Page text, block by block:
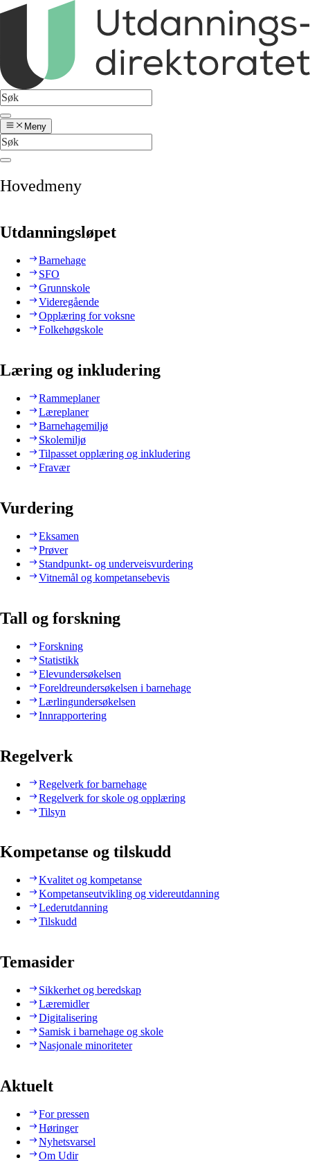
Meny
Hovedmeny
Utdanningsløpet
Barnehage
SFO
Grunnskole
Videregående
Opplæring for voksne
Folkehøgskole
Læring og inkludering
Rammeplaner
Læreplaner
Barnehagemiljø
Skolemiljø
Tilpasset opplæring og inkludering
Fravær
Vurdering
Eksamen
Prøver
Standpunkt- og underveisvurdering
Vitnemål og kompetansebevis
Tall og forskning
Forskning
Statistikk
Elevundersøkelsen
Foreldreundersøkelsen i barnehage
Lærlingundersøkelsen
Innrapportering
Regelverk
Regelverk for barnehage
Regelverk for skole og opplæring
Tilsyn
Kompetanse og tilskudd
Kvalitet og kompetanse
Kompetanseutvikling og videreutdanning
Lederutdanning
Tilskudd
Temasider
Sikkerhet og beredskap
Læremidler
Digitalisering
Samisk i barnehage og skole
Nasjonale minoriteter
Aktuelt
For pressen
Høringer
Nyhetsvarsel
Om Udir